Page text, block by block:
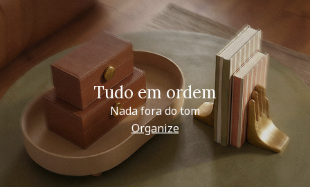
Tudo em ordem
Nada fora do tom
Organize